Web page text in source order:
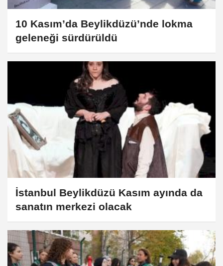
10 Kasım’da Beylikdüzü’nde lokma
geleneği sürdürüldü
İstanbul Beylikdüzü Kasım ayında da
sanatın merkezi olacak